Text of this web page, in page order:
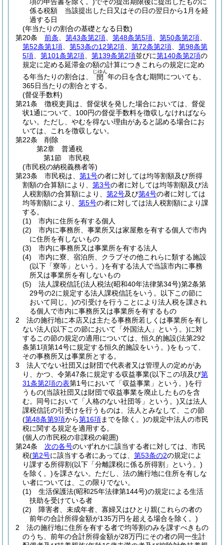
係る税額 当該提出した日又はその日の翌日から1月を経
過する日
(年当たりの割合の基礎となる日数)
第20条
前条 第43条第2項 第48条第5項 第50条第2項
第52条第1項
第53条の12第2項 第72条第2項
第98条第
5項
第101条第2項 第139条第2項並びに第140条第2項の
規定に定める延滞金の額の計算につきこれらの規定に定め
る年当たりの割合は、
閏
じゆん
年の日を含む期間についても、
365日当たりの割合とする。
(督促手数料)
第21条
徴税吏員は、督促状を発した場合においては、督促
状1通について、100円の督促手数料を徴収しなければなら
ない。 ただし、やむを得ない理由があると認める場合にお
いては、これを徴収しない。
第22条
削除
第2章
普通税
第1節
市民税
(市民税の納税義務者等)
第23条
市民税は、 第1号の者に対しては均等割額及び所得
割額の合算額により、 第3号の者に対しては均等割額及び法
人税割額の合算額により、 第2号及び第4号の者に対しては
均等割額により、 第5号の者に対しては法人税割額により課
する。
(1)
市内に住所を有する個人
(2)
市内に事務所、事業所又は家屋敷を有する個人で市内
に住所を有しないもの
(3)
市内に事務所又は事業所を有する法人
(4)
市内に寮、宿泊所、クラブその他これらに類する施設
(以下「寮等」という。)を有する法人で当該市内に事務
所又は事業所を有しないもの
(5)
法人課税信託(法人税法(昭和40年法律第34号)第2条第
29号の2に規定する法人課税信託をいう。以下この節に
おいて同じ。)の引受けを行うことにより法人税を課され
る個人で市内に事務所又は事業所を有するもの
2
法の施行地に本店又は主たる事務所若しくは事業所を有し
ない法人(以下この節において「外国法人」という。)に対
するこの節の規定の適用については、恒久的施設(法第292
条第1項第14号に規定する恒久的施設をいう。)をもって、
その事務所又は事業所とする。
3
法人でない社団又は財団で代表者又は管理人の定めがあ
り、かつ、令第47条に規定する収益事業(以下この項及び第
31条第2項の表第1号において「収益事業」という。)を行
うもの(当該社団又は財団で収益事業を廃止したものを含
む。同号において「人格のない社団等」という。)又は法人
課税信託の引受けを行うものは、法人とみなして、この節
(第48条第9項から第16項までを除く。)の規定中法人の市民
税に関する規定を適用する。
(個人の市民税の非課税の範囲)
第24条
次の各号のいずれかに該当する者に対しては、市民
税(第2号に該当する者にあっては、 第53条の2の規定によ
り課する所得割(以下「分離課税に係る所得割」という。)
を除く。)を課さない。 ただし、法の施行地に住所を有しな
い者については、この限りでない。
(1)
生活保護法(昭和25年法律第144号)の規定による生活
扶助を受けている者
(2)
障害者、未成年者、寡婦又はひとり親(これらの者の
前年の合計所得金額が135万円を超える場合を除く。)
2
法の施行地に住所を有する者で均等割のみを課すべきもの
のうち、前年の合計所得金額が28万円にその者の同一生計